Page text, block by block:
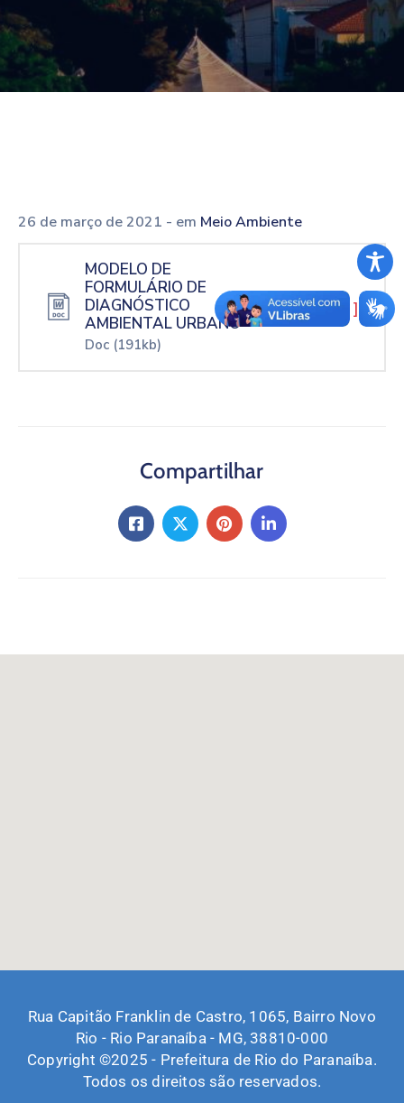
26 de março de 2021 - em Meio Ambiente
MODELO DE
FORMULÁRIO DE
DIAGNÓSTICO
AMBIENTAL URBANO
Doc (191kb)
[ download ]
Compartilhar
Rua Capitão Franklin de Castro, 1065, Bairro Novo
Rio - Rio Paranaíba - MG, 38810-000
Copyright ©2025 - Prefeitura de Rio do Paranaíba.
Todos os direitos são reservados.